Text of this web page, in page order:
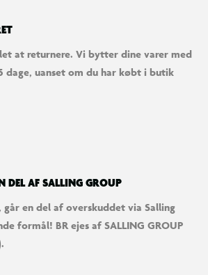
beskyttelsesudstyr gå til:
at returnere. Vi bytter dine varer med
dage, uanset om du har købt i butik
DEL AF SALLING GROUP
går en del af overskuddet via Salling
formål! BR ejes af SALLING GROUP